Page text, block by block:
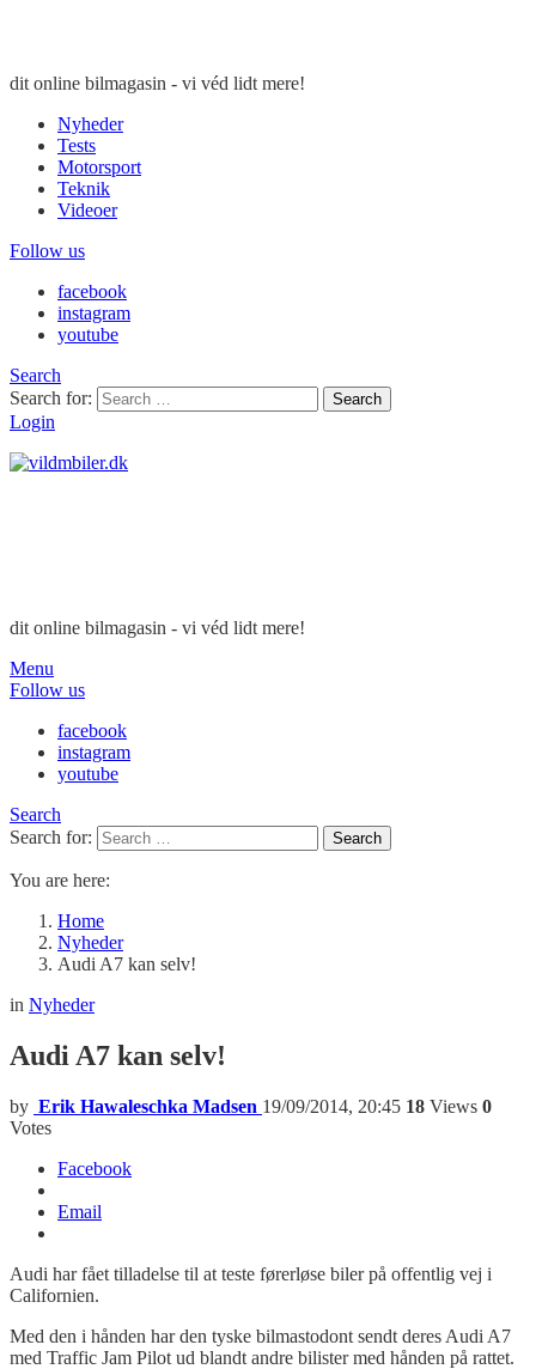
dit online bilmagasin - vi véd lidt mere!
Nyheder
Tests
Motorsport
Teknik
Videoer
Follow us
facebook
instagram
youtube
Search
Search for:
Search
Login
dit online bilmagasin - vi véd lidt mere!
Menu
Follow us
facebook
instagram
youtube
Search
Search for:
Search
You are here:
Home
Nyheder
Audi A7 kan selv!
in Nyheder
Audi A7 kan selv!
by Erik Hawaleschka Madsen 19/09/2014, 20:45 18 Views 0
Votes
Facebook
Email
Audi har fået tilladelse til at teste førerløse biler på offentlig vej i
Californien.
Med den i hånden har den tyske bilmastodont sendt deres Audi A7
med Traffic Jam Pilot ud blandt andre bilister med hånden på rattet.